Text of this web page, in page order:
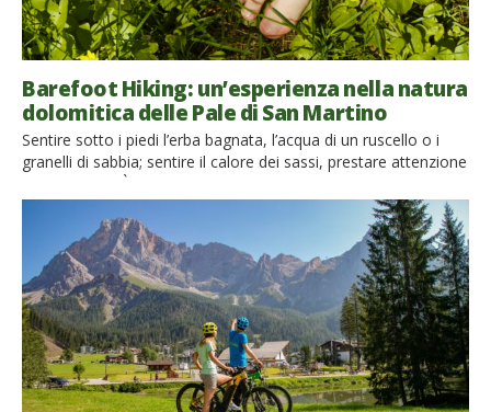
Barefoot Hiking: un’esperienza nella natura
dolomitica delle Pale di San Martino
Sentire sotto i piedi l’erba bagnata, l’acqua di un ruscello o i
granelli di sabbia; sentire il calore dei sassi, prestare attenzione
a ogni passo. È il barefoot hiking, un’attività che ti permette di
connetterti in modo profondo e autentico con la natura, ma
anche di scoprire da nuove prospettive i territori circostanti.
Camminare a […]